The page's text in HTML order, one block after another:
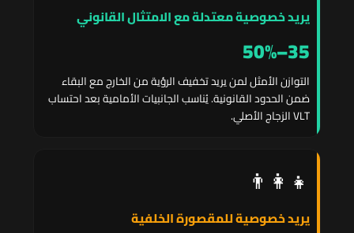
يريد خصوصية معتدلة مع الامتثال القانوني
35–50%
التوازن الأمثل لمن يريد تخفيف الرؤية من الخارج مع البقاء
ضمن الحدود القانونية. يُناسب الجانبيات الأمامية بعد احتساب
VLT الزجاج الأصلي.
👨‍👩‍👧
يريد خصوصية للمقصورة الخلفية